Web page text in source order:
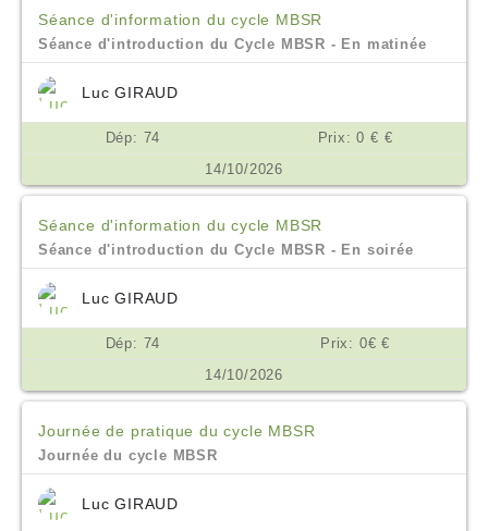
Séance d'information du cycle MBSR
Séance d'introduction du Cycle MBSR - En matinée
Luc GIRAUD
Dép: 74
Prix: 0 € €
14/10/2026
Séance d'information du cycle MBSR
Séance d'introduction du Cycle MBSR - En soirée
Luc GIRAUD
Dép: 74
Prix: 0€ €
14/10/2026
Journée de pratique du cycle MBSR
Journée du cycle MBSR
Luc GIRAUD